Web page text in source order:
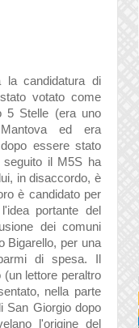
la candidatura di
votato come
5 Stelle (era uno
ed era
essere stato
seguito il M5S ha
in disaccordo, è
è candidato per
portante del
dei comuni
Bigarello, per una
di spesa. Il
(un lettore peraltro
nella parte
San Giorgio dopo
l'origine del